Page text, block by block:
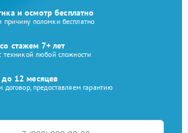
и осмотр бесплатно
причину поломки бесплатно
стажем 7+ лет
техникой любой сложности
до 12 месяцев
договор, предоставляем гарантию